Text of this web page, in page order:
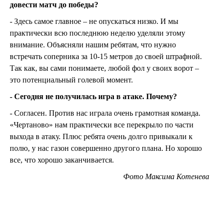
довести матч до победы?
- Здесь самое главное – не опускаться низко. И мы
практически всю последнюю неделю уделяли этому
внимание. Объясняли нашим ребятам, что нужно
встречать соперника за 10-15 метров до своей штрафной.
Так как, вы сами понимаете, любой фол у своих ворот –
это потенциальный голевой момент.
- Сегодня не получилась игра в атаке. Почему?
- Согласен. Против нас играла очень грамотная команда.
«Чертаново» нам практически все перекрыло по части
выхода в атаку. Плюс ребята очень долго привыкали к
полю, у нас газон совершенно другого плана. Но хорошо
все, что хорошо заканчивается.
Фото Максима Котенева